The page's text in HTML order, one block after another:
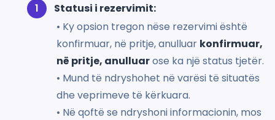
Statusi i rezervimit:
• Ky opsion tregon nëse rezervimi është
konfirmuar, në pritje, anulluar konfirmuar,
në pritje, anulluarose ka një status tjetër.
• Mund të ndryshohet në varësi të situatës
dhe veprimeve të kërkuara.
• Në qoftë se ndryshoni informacionin, mos